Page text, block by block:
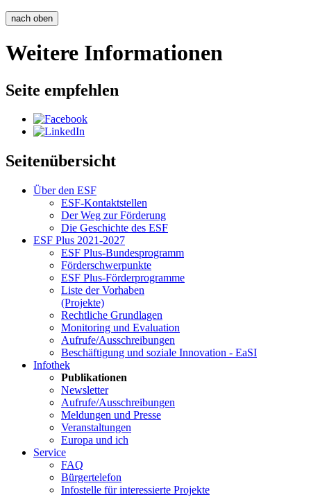
nach oben
Weitere Informationen
Seite empfehlen
Seitenübersicht
Über den ESF
ESF-Kon­takt­stel­len
Der Weg zur För­de­rung
Die Ge­schich­te des ESF
ESF Plus 2021-2027
ESF Plus-Bun­des­pro­gramm
För­der­schwer­punk­te
ESF Plus-För­der­pro­gram­me
Lis­te der Vor­ha­ben
(Pro­jek­te)
Recht­li­che Grund­la­gen
Mo­ni­to­ring und Eva­lua­ti­on
Auf­ru­fe/Aus­schrei­bun­gen
Be­schäf­ti­gung und so­zia­le In­no­va­ti­on - Ea­SI
In­fo­thek
Pu­bli­ka­tio­nen
Newslet­ter
Auf­ru­fe/Aus­schrei­bun­gen
Mel­dun­gen und Pres­se
Ver­an­stal­tun­gen
Eu­ro­pa und ich
Ser­vice
FAQ
Bür­ger­te­le­fon
In­fo­stel­le für in­ter­es­sier­te Pro­jek­te